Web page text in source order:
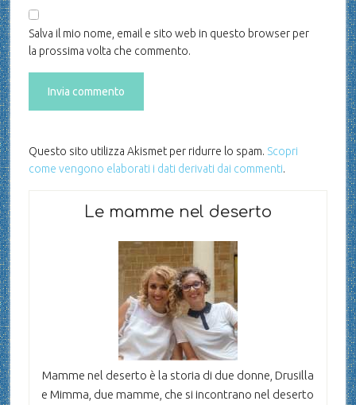
Salva il mio nome, email e sito web in questo browser per
la prossima volta che commento.
Questo sito utilizza Akismet per ridurre lo spam. Scopri
come vengono elaborati i dati derivati dai commenti.
Le mamme nel deserto
Mamme nel deserto è la storia di due donne, Drusilla
e Mimma, due mamme, che si incontrano nel deserto